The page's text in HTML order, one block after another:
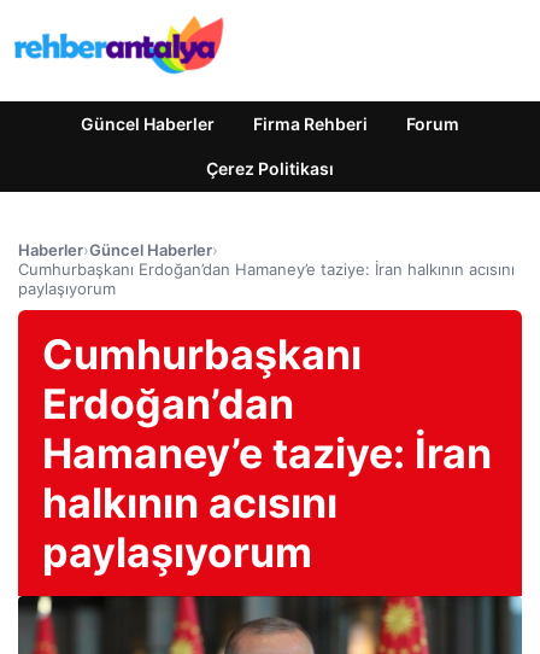
Güncel Haberler Firma Rehberi Forum
Çerez Politikası
Haberler›Güncel Haberler›
Cumhurbaşkanı Erdoğan’dan Hamaney’e taziye: İran halkının acısını
paylaşıyorum
Cumhurbaşkanı
Erdoğan’dan
Hamaney’e taziye: İran
halkının acısını
paylaşıyorum